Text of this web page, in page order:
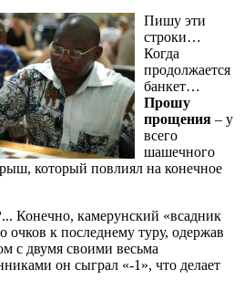
Пишу эти
строки…
Когда
продолжается
банкет…
Прошу
прощения – у
всего
шашечного
который повлиял на конечное
... Конечно, камерунский «всадник
очков к последнему туру, одержав
с двумя своими весьма
он сыграл «-1», что делает